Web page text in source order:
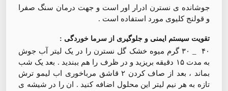
جوشانده ی نسترن ادرار اور است و جهت درمان سنگ صفرا
و قولنج کلیوی مورد استفاده است .
تقویت سیستم ایمنی و جلوگیری از سرما خوردگی :
۴۰ _ ۳۰ گرم میوه خشک گل نسترن را در یک لیتر آب جوش
به مدت ۱۵ دقیقه بریزید و در ظرف را هم ببندید . بعد یک شب
بماند ، بعد از صاف کردن ۲ قاشق مرباخوری اب لیمو ترش
تازه به هر نیم لیتر این محلول اضافه کنید . ان را در شیشه ی